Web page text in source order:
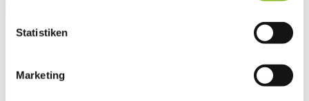
Statistiken
Marketing
Startseite
News